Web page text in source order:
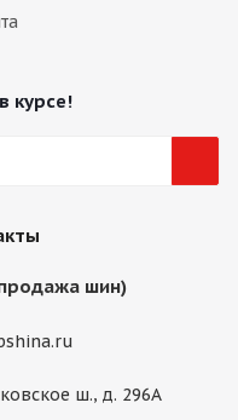
курсе!
шин)
ш., д. 296А